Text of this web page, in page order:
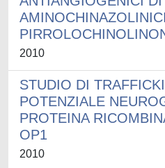
2010
STUDIO DI
POTENZIALE
PROTEINA
OP1
2010